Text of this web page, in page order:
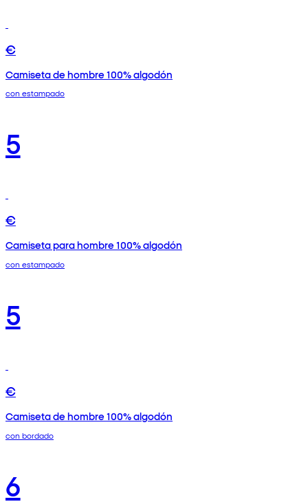
€
Camiseta de hombre 100% algodón
con estampado
5
€
Camiseta para hombre 100% algodón
con estampado
5
€
Camiseta de hombre 100% algodón
con bordado
6